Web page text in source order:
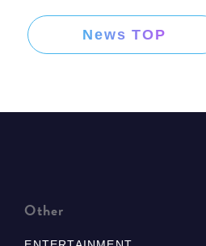
News TOP
Other